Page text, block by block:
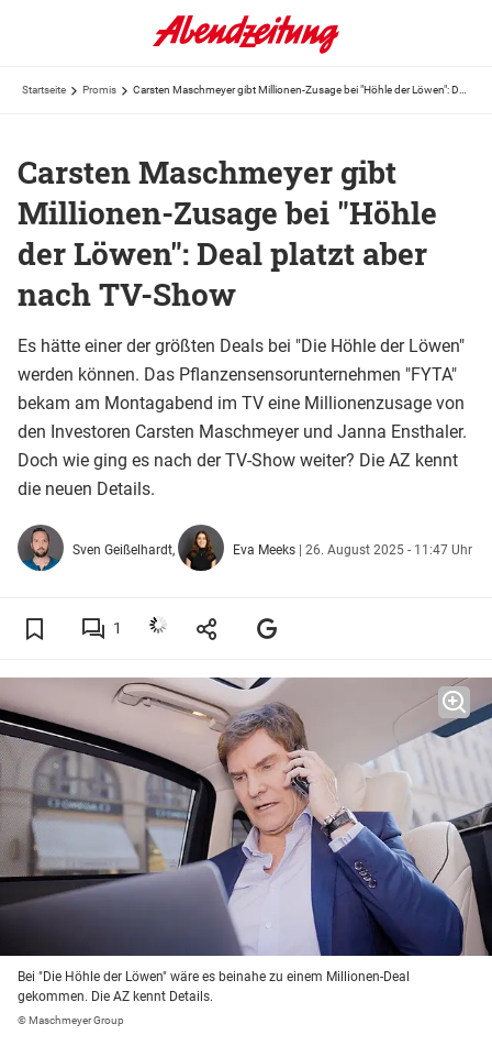
Startseite Promis
Carsten Maschmeyer gibt
Millionen-Zusage bei "Höhle
der Löwen": Deal platzt aber
nach TV-Show
Es hätte einer der größten Deals bei "Die Höhle der Löwen"
werden können. Das Pflanzensensorunternehmen "FYTA"
bekam am Montagabend im TV eine Millionenzusage von
den Investoren Carsten Maschmeyer und Janna Ensthaler.
Doch wie ging es nach der TV-Show weiter? Die AZ kennt
die neuen Details.
Sven Geißelhardt, Eva Meeks | 26. August 2025 - 11:47 Uhr
1
Bei "Die Höhle der Löwen" wäre es beinahe zu einem Millionen-Deal
gekommen. Die AZ kennt Details.
© Maschmeyer Group